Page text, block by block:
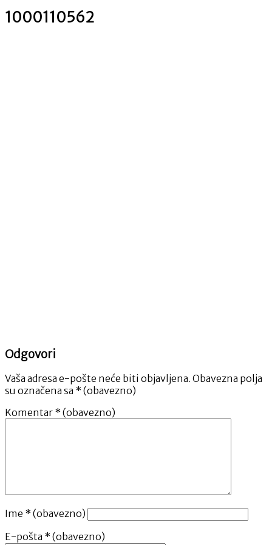
1000110562
Odgovori
Vaša adresa e-pošte neće biti objavljena. Obavezna polja
su označena sa * (obavezno)
Komentar * (obavezno)
Ime * (obavezno)
E-pošta * (obavezno)